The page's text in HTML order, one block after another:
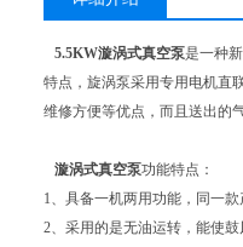
5.5KW漩涡式真空泵是一种
特点，旋涡泵采用专用电机直
维修方便等优点，而且送出的
漩涡式真空泵功能特点：
1、具备一机两用功能，同一
2、采用的是无油运转，能使